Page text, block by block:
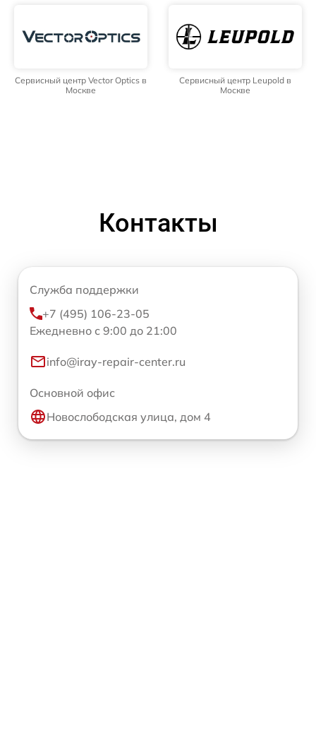
Сервисный центр Vector Optics в
Москве
Сервисный центр Leupold в
Москве
Контакты
Служба поддержки
+7 (495) 106-23-05
Ежедневно с 9:00 до 21:00
info@iray-repair-center.ru
Основной офис
Новослободская улица, дом 4